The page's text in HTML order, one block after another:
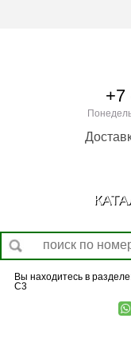
Вы находитесь в
C3
+7